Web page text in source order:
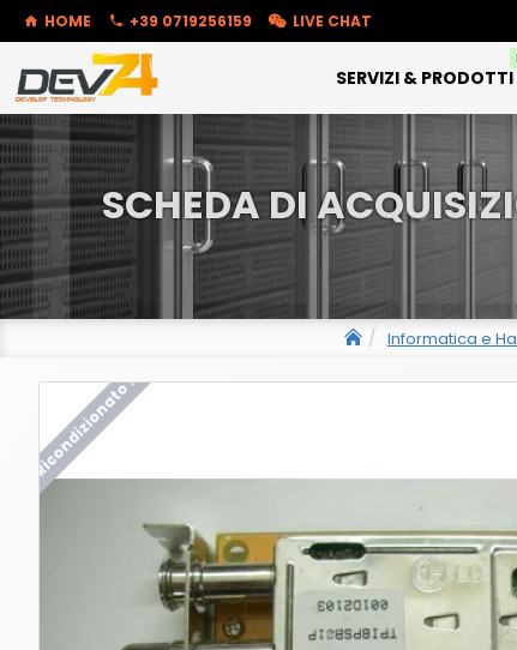
HOME +39 0719256159 LIVE CHAT
SERVIZI & PRODOTTI
Informatica e
SCHEDA DI
Ricondizionato !